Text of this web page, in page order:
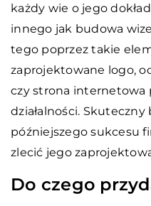
każdy wie o jego
innego jak budowa
tego poprzez takie
zaprojektowane logo,
czy strona internetowa
działalności.
późniejszego sukcesu
zlecić jego
Do czego